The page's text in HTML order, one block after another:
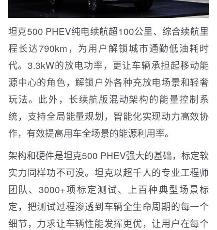
坦克500 PHEV纯电续航超100公里、综合续航里
程长达790km，为用户解锁城市通勤低油耗时
代。3.3kW的放电功率，更让车辆承担起移动能
源中心的角色，解锁户外各种充放电场景和轻奢
玩法。此外，长续航版混动架构的能量控制系
统，支持全局能量规划，智能化实现动力高效协
作，有效提高用车全场景的能源利用率。
架构和硬件是坦克500 PHEV强大的基础，标定软
实力同样功不可没。坦克以超千人的专业工程师
团队、3000+项标定测试、上百种典型场景标
定，把测试过程渗透到车辆全生命周期的每一个
细节，力求让车辆性能发挥更优，让用户在每个